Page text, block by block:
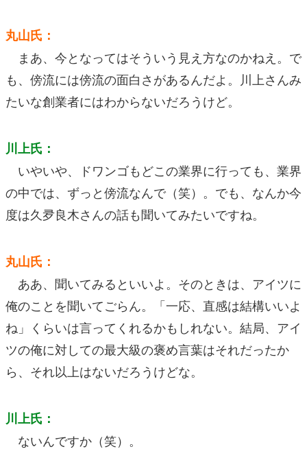
丸山氏：
まあ、今となってはそういう見え方なのかねえ。で
も、傍流には傍流の面白さがあるんだよ。川上さんみ
たいな創業者にはわからないだろうけど。
川上氏：
いやいや、ドワンゴもどこの業界に行っても、業界
の中では、ずっと傍流なんで（笑）。でも、なんか今
度は久夛良木さんの話も聞いてみたいですね。
丸山氏：
ああ、聞いてみるといいよ。そのときは、アイツに
俺のことを聞いてごらん。「一応、直感は結構いいよ
ね」くらいは言ってくれるかもしれない。結局、アイ
ツの俺に対しての最大級の褒め言葉はそれだったか
ら、それ以上はないだろうけどな。
川上氏：
ないんですか（笑）。